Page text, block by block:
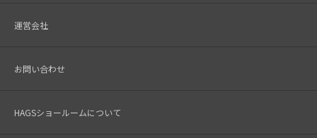
運営会社
お問い合わせ
HAGSショールームについて